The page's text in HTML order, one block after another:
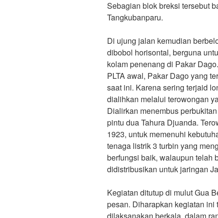
Sebagian blok breksi tersebut
Tangkubanparu.
Di ujung jalan kemudian
dibobol horisontal, berguna
kolam penenang di Pakar
PLTA awal, Pakar Dago yang
saat ini. Karena sering terjaid
dialihkan melalui terowongan
Dialirkan menembus
pintu dua Tahura Djuanda.
1923, untuk memenuhi
tenaga listrik 3 turbin yang
berfungsi baik, walaupun telah
didistribusikan untuk jaringan
Kegiatan ditutup di mulut Gua
pesan. Diharapkan kegiatan
dilaksanakan berkala, dalam